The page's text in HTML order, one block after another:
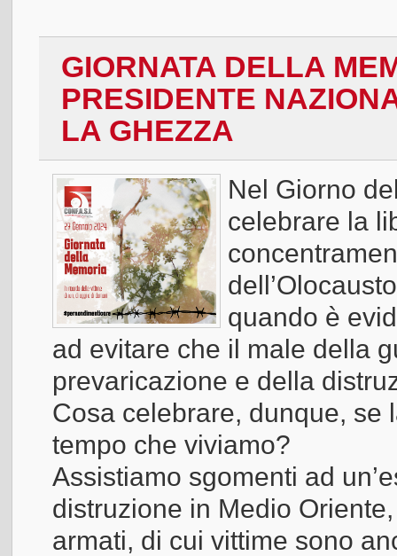
GIORNATA DELLA
PRESIDENTE
LA GHEZZA
Nel Giorno
celebrare la
quando è
ad evitare che il male della
prevaricazione e della
Cosa celebrare, dunque, se
tempo che viviamo?
Assistiamo sgomenti ad
distruzione in Medio
armati, di cui vittime sono